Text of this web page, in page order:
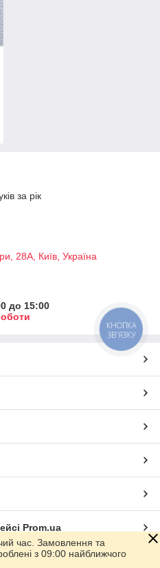
за рік
28А, Київ, Україна
до 15:00
Prom.ua
час. Замовлення та
з 09:00 найближчого
КНОПКА
ЗВ'ЯЗКУ